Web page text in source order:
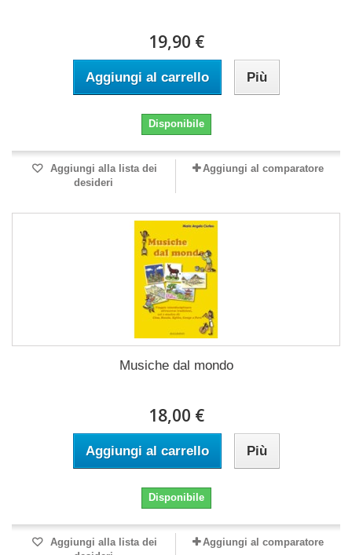
19,90 €
Aggiungi al carrello Più
Disponibile
Aggiungi alla lista dei
desideri
Aggiungi al comparatore
Musiche dal mondo
18,00 €
Aggiungi al carrello Più
Disponibile
Aggiungi alla lista dei
Aggiungi al comparatore